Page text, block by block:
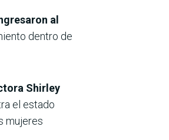
al
dentro de
Shirley
el estado
mujeres